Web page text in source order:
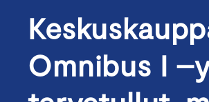
Omnibus I